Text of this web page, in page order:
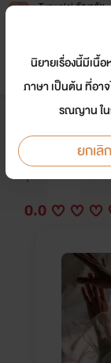
Tunwalai ธัญวลัย
หน้าแรก นิ
Lover
นักเขียน:
Y
0.0
นิยายเรื่องนี้มีเนื้
ภาษา เป็นต้น ที่อา
รณญาน ใน
ยกเลิก